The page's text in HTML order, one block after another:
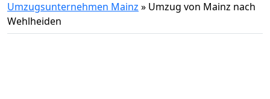
Umzugsunternehmen Mainz » Umzug von Mainz nach
Wehlheiden